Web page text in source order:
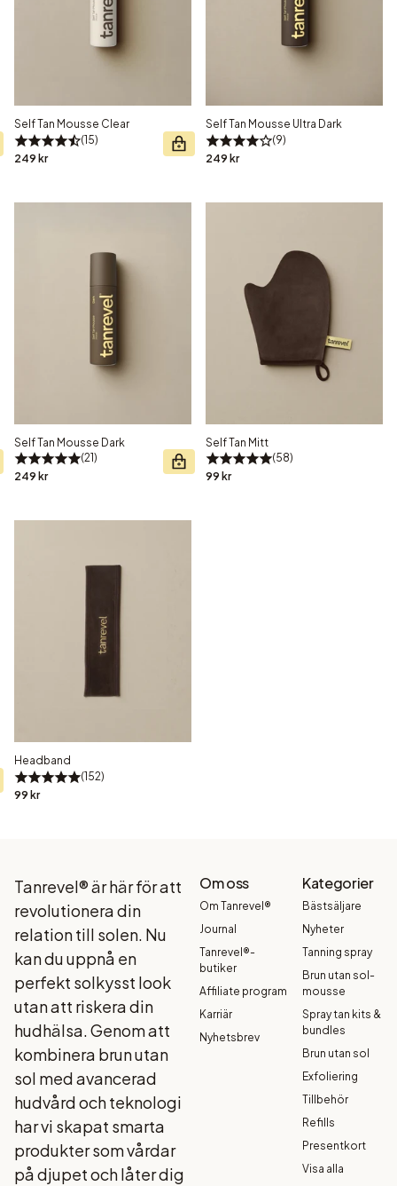
Self Tan Mousse Clear
15
249 kr
Self Tan Mousse Ultra Dark
9
249 kr
Self Tan Mousse Dark
21
249 kr
Self Tan Mitt
58
99 kr
Headband
152
99 kr
Tanrevel® är här för att
revolutionera din
relation till solen. Nu
kan du uppnå en
perfekt solkysst look
utan att riskera din
hudhälsa. Genom att
kombinera brun utan
sol med avancerad
hudvård och teknologi
har vi skapat smarta
produkter som vårdar
på djupet och låter dig
Om oss
Om Tanrevel®
Journal
Tanrevel®-
butiker
Affiliate program
Karriär
Nyhetsbrev
Kategorier
Bästsäljare
Nyheter
Tanning spray
Brun utan sol-
mousse
Spray tan kits &
bundles
Brun utan sol
Exfoliering
Tillbehör
Refills
Presentkort
Visa alla